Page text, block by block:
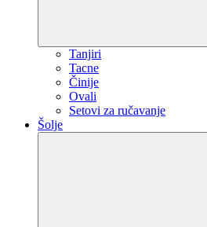
Tanjiri
Tacne
Činije
Ovali
Setovi za ručavanje
Šolje